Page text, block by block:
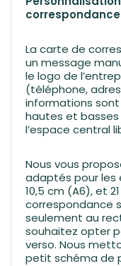
La carte de
un message
le logo de
(téléphone,
informations
hautes et
l’espace central
Nous vous
adaptés pour les
10,5 cm (A6), et
correspondance
seulement au
souhaitez opter
verso. Nous
petit schéma de